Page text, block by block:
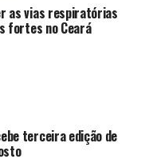
as vias respiratórias
fortes no Ceará
terceira edição de